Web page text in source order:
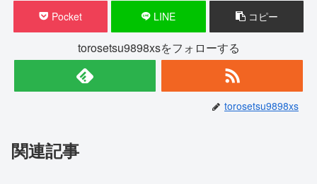
Pocket LINE コピー
torosetsu9898xsをフォローする
torosetsu9898xs
関連記事